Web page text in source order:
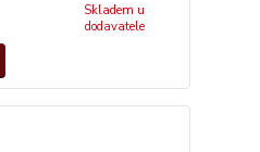
Skladem u
dodavatele